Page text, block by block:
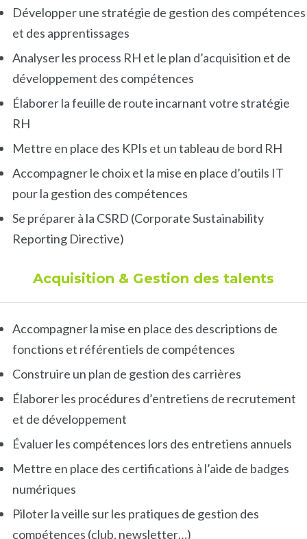
Développer une stratégie de gestion des compétences
et des apprentissages
Analyser les process RH et le plan d’acquisition et de
développement des compétences
Élaborer la feuille de route incarnant votre stratégie
RH
Mettre en place des KPIs et un tableau de bord RH
Accompagner le choix et la mise en place d’outils IT
pour la gestion des compétences
Se préparer à la CSRD (Corporate Sustainability
Reporting Directive)
Acquisition & Gestion des talents
Accompagner la mise en place des descriptions de
fonctions et référentiels de compétences
Construire un plan de gestion des carrières
Élaborer les procédures d’entretiens de recrutement
et de développement
Évaluer les compétences lors des entretiens annuels
Mettre en place des certifications à l’aide de badges
numériques
Piloter la veille sur les pratiques de gestion des
compétences (club, newsletter…)